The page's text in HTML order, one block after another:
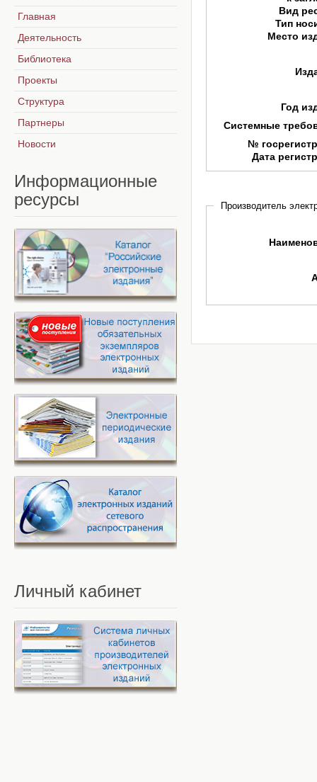
Вид
Тип
Место
Год
Системные
№
Дата
Производитель
Главная
Деятельность
Библиотека
Проекты
Структура
Партнеры
Новости
Информационные
ресурсы
Личный кабинет